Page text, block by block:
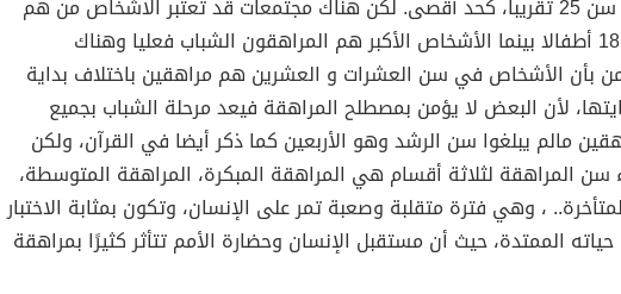
وتنتهي في سن 25 تقريبا، كحد أقصى. لكن هناك مجتمعات قد تعتبر الاشخاص من هم
اقل من سن 18 أطفالا بينما الأشخاص الأكبر هم المراهقون الشباب فعليا وهناك
بأن الأشخاص في سن العشرات و العشرين هم مراهقين باختلاف بداية
لأن البعض لا يؤمن بمصطلح المراهقة فيعد مرحلة الشباب بجميع
مالم يبلغوا سن الرشد وهو الأربعين كما ذكر أيضا في القرآن، ولكن
سن المراهقة لثلاثة أقسام هي المراهقة المبكرة، المراهقة المتوسطة،
، وهي فترة متقلبة وصعبة تمر على الإنسان، وتكون بمثابة الاختبار
الممتدة، حيث أن مستقبل الإنسان وحضارة الأمم تتأثر كثيرًا بمراهقة